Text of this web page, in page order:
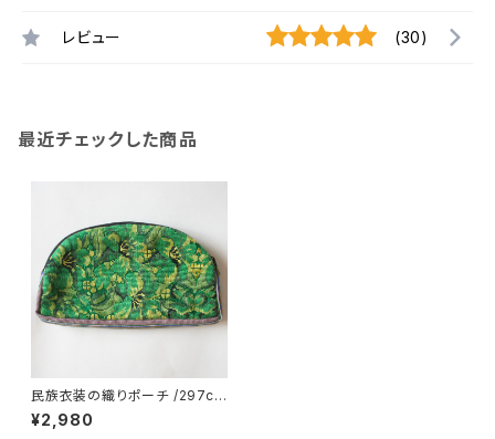
レビュー (30)
最近チェックした商品
民族衣装の織りポーチ /297c/
GUATEMALA グアテマラ
¥2,980